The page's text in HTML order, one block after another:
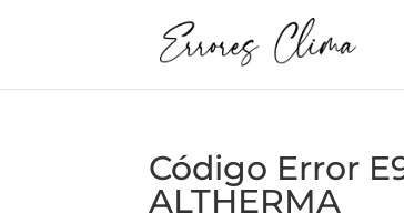
Código Error
ALTHERMA